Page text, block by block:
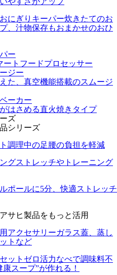
にぎりキーパー炊きたてのお
、汁物保存もおまかせのおひ
ー
ートフードプロセッサー
ジー
た、真空機能搭載のスムージ
ーカー
はさめる直火焼きタイプ
ズ
シリーズ
調理中の足腰の負担を軽減
グストレッチやトレーニング
ポールに5分、快適ストレッチ
サヒ製品をもっと活用
アクセサリーガラス蓋、蒸し
トなど
ット ゼロ活力なべで調味料不
スープ”が作れる！